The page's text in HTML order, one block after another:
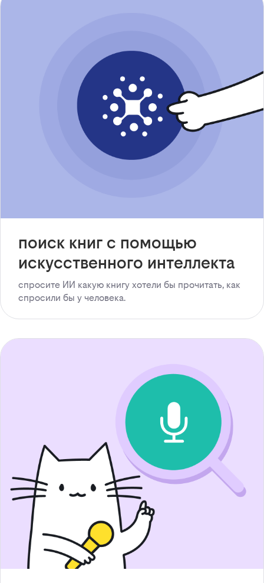
поиск книг с помощью
искусственного интеллекта
спросите ИИ какую книгу хотели бы прочитать, как
спросили бы у человека.